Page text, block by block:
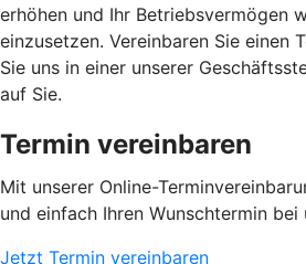
erhöhen und Ihr Betriebsvermögen
einzusetzen. Vereinbaren Sie einen
Sie uns in einer unserer
auf Sie.
Termin vereinbaren
Mit unserer Online-
und einfach Ihren Wunschtermin bei
Jetzt Termin vereinbaren